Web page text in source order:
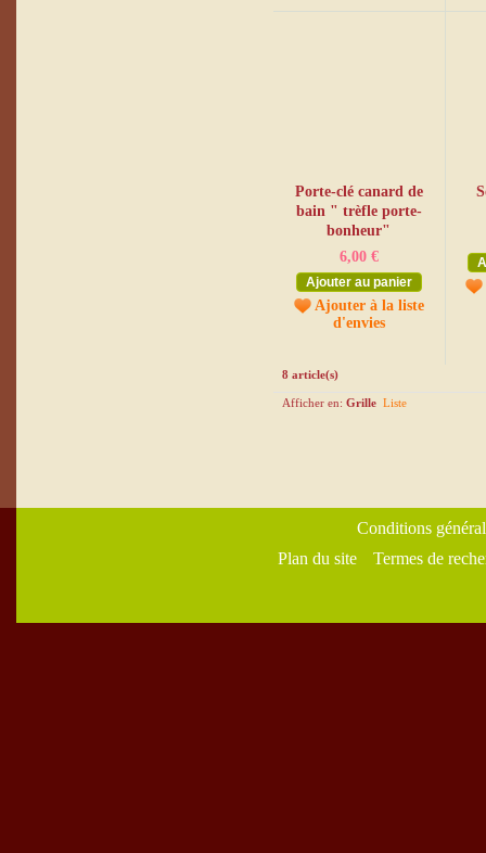
Porte-clé canard de
bain " trèfle porte-
bonheur"
6,00 €
Ajouter au panier
Ajouter à la liste
d'envies
8 article(s)
Afficher en: Grille Liste
Conditions
Plan du site
Termes de